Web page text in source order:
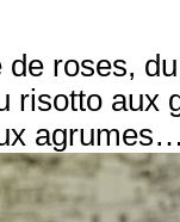
roses,
risotto aux